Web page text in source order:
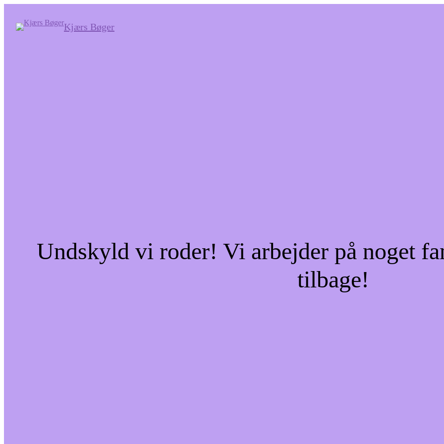
Kjærs Bøger
Undskyld vi roder! Vi arbejder på noget
tilbage!